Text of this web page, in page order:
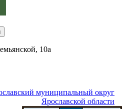
10а
муниципальный округ
Ярославской области